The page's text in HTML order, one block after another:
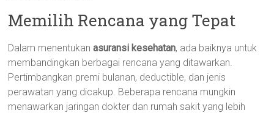
Memilih Rencana yang Tepat
Dalam menentukanasuransi kesehatan, ada baiknya untuk
membandingkan berbagai rencana yang ditawarkan.
Pertimbangkan premi bulanan, deductible, dan jenis
perawatan yang dicakup. Beberapa rencana mungkin
menawarkan jaringan dokter dan rumah sakit yang lebih